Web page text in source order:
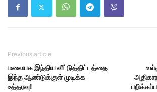
Previous article
மலையக இந்திய வீட்டுத்திட்டத்தை
இந்த ஆண்டுக்குள் முடிக்க
உத்தரவு!